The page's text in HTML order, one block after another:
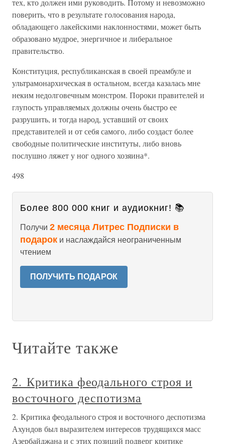
тех, кто должен ими руководить. Потому и невозможно
поверить, что в результате голосования народа,
обладающего лакейскими наклонностями, может быть
образовано мудрое, энергичное и либеральное
правительство.
Конституция, республиканская в своей преамбуле и
ультрамонархическая в остальном, всегда казалась мне
неким недолговечным монстром. Пороки правителей и
глупость управляемых должны очень быстро ее
разрушить, и тогда народ, уставший от своих
представителей и от себя самого, либо создаст более
свободные политические институты, либо вновь
послушно ляжет у ног одного хозяина*.
498
Более 800 000 книг и аудиокниг! 📚
Получи 2 месяца Литрес Подписки в
подарок и наслаждайся неограниченным
чтением
ПОЛУЧИТЬ ПОДАРОК
Читайте также
2. Критика феодального строя и
восточного деспотизма
2. Критика феодального строя и восточного деспотизма
Ахундов был выразителем интересов трудящихся масс
Азербайджана и с этих позиций подверг критике